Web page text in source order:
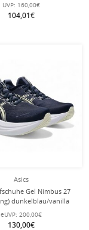
UVP: 160,00€
104,01€
Asics
Gel Nimbus 27
dunkelblau/vanilla
Herren
eUVP: 200,00€
130,00€